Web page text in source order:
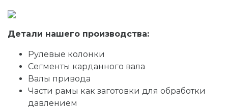
Детали нашего производства:
Рулевые колонки
Сегменты карданного вала
Валы привода
Части рамы как заготовки для обработки
давлением